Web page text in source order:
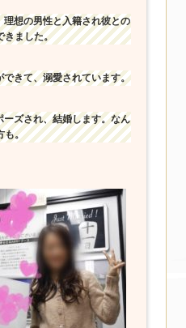
想の男性と入籍され彼との
きました。
できて、溺愛されています。
ーズされ、結婚します。なん
も。